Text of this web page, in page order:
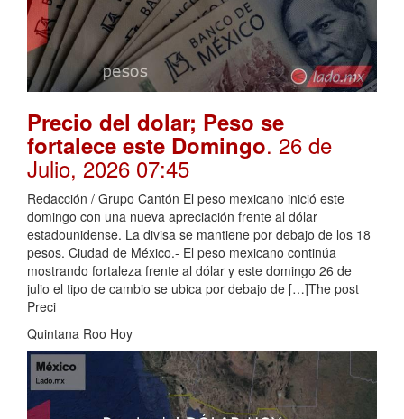
Precio del dolar; Peso se
fortalece este Domingo. 26 de
Julio, 2026 07:45
Redacción / Grupo Cantón El peso mexicano inició este
domingo con una nueva apreciación frente al dólar
estadounidense. La divisa se mantiene por debajo de los 18
pesos. Ciudad de México.- El peso mexicano continúa
mostrando fortaleza frente al dólar y este domingo 26 de
julio el tipo de cambio se ubica por debajo de […]The post
Preci
Quintana Roo Hoy